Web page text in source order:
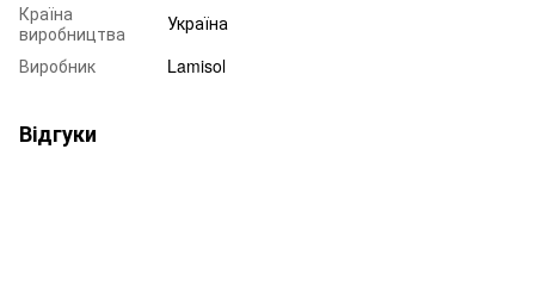
Країна
виробництва
Україна
Виробник
Lamisol
Відгуки